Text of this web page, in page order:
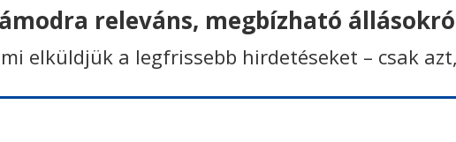
releváns, megbízható
elküldjük a legfrissebb hirdetéseket – csak